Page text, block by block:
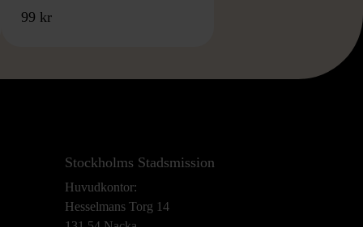
99 kr
Stockholms Stadsmission
Huvudkontor:
Hesselmans Torg 14